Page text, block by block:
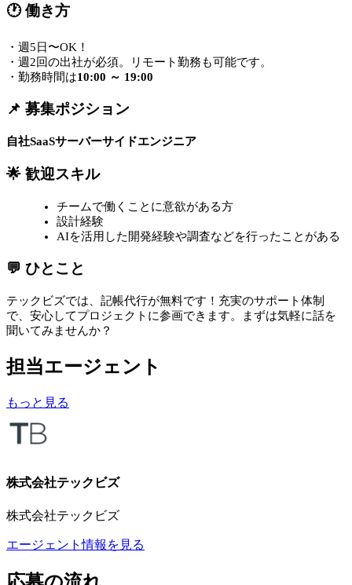
🕐 働き方
・週5日〜OK！
・週2回の出社が必須。リモート勤務も可能です。
・勤務時間は10:00 ～ 19:00
📌 募集ポジション
自社SaaSサーバーサイドエンジニア
🌟 歓迎スキル
チームで働くことに意欲がある方
設計経験
AIを活用した開発経験や調査などを行ったことがある
💬 ひとこと
テックビズでは、記帳代行が無料です！充実のサポート体制
で、安心してプロジェクトに参画できます。まずは気軽に話を
聞いてみませんか？
担当エージェント
もっと見る
株式会社テックビズ
株式会社テックビズ
エージェント情報を見る